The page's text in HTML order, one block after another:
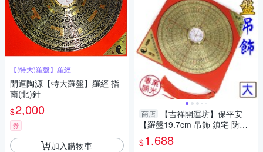
【(特大)羅盤】羅經
開運陶源【特大羅盤】羅經 指
南(北)針
$2,000
券
加入購物車
商店
【吉祥開運坊】保平安
【羅盤19.7cm 吊飾 鎮宅 防陰
煞 保平安】開光 擇日
$1,688